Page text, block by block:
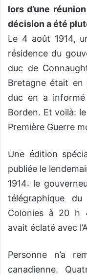
lors d’une
décision a été
Le 4 août 1914,
résidence du
duc de
Bretagne était en
duc en a
Borden. Et voilà:
Première Guerre
Une édition
publiée le
1914: le
télégraphique
Colonies à 20 h
avait éclaté avec
Personne n’a
canadienne.